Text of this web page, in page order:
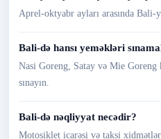
Aprel-oktyabr ayları arasında Bali-
Bali-də hansı yeməkləri
Nasi Goreng, Satay və Mie
sınayın.
Bali-də nəqliyyat necədir?
Motosiklet icarəsi və taksi